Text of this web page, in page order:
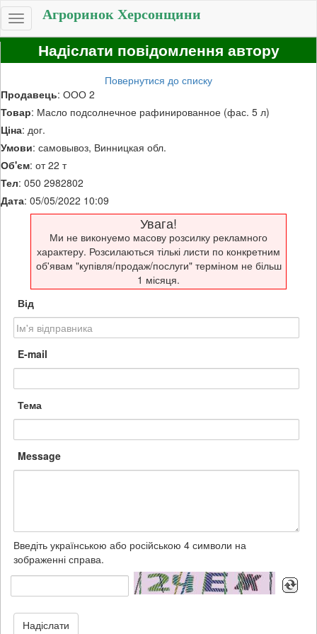
Toggle
navigation
Агроринок Херсонщини
Надіслати повідомлення автору
Повернутися до списку
Продавець: ООО 2
Товар: Масло подсолнечное рафинированное (фас. 5 л)
Ціна: дог.
Умови: самовывоз, Винницкая обл.
Об'єм: от 22 т
Тел: 050 2982802
Дата: 05/05/2022 10:09
Увага!
Ми не виконуемо масову розсилку рекламного
характеру. Розсилаються тількі листи по конкретним
об'явам "купівля/продаж/послуги" терміном не більш
1 місяця.
Від
E-mail
Тема
Message
Введіть українською або російською 4 символи на
зображенні справа.
Надіслати